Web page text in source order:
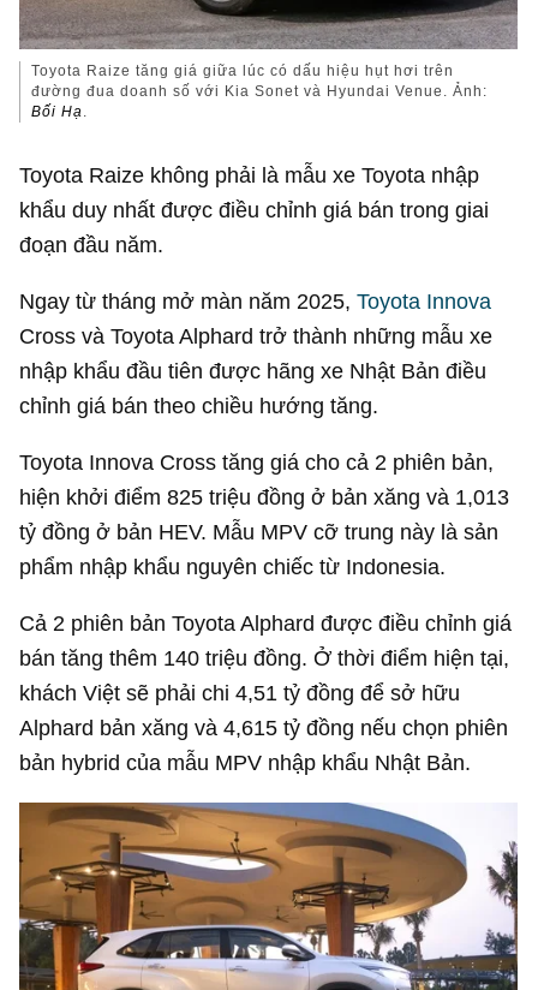
Toyota Raize tăng giá giữa lúc có dấu hiệu hụt hơi trên
đường đua doanh số với Kia Sonet và Hyundai Venue. Ảnh:
Bối Hạ.
Toyota Raize không phải là mẫu xe Toyota nhập
khẩu duy nhất được điều chỉnh giá bán trong giai
đoạn đầu năm.
Ngay từ tháng mở màn năm 2025,Toyota Innova
Cross và Toyota Alphard trở thành những mẫu xe
nhập khẩu đầu tiên được hãng xe Nhật Bản điều
chỉnh giá bán theo chiều hướng tăng.
Toyota Innova Cross tăng giá cho cả 2 phiên bản,
hiện khởi điểm 825 triệu đồng ở bản xăng và 1,013
tỷ đồng ở bản HEV. Mẫu MPV cỡ trung này là sản
phẩm nhập khẩu nguyên chiếc từ Indonesia.
Cả 2 phiên bản Toyota Alphard được điều chỉnh giá
bán tăng thêm 140 triệu đồng. Ở thời điểm hiện tại,
khách Việt sẽ phải chi4,51 tỷ đồng để sở hữu
Alphard bản xăng và4,615 tỷ đồng nếu chọn phiên
bản hybrid của mẫu MPV nhập khẩu Nhật Bản.